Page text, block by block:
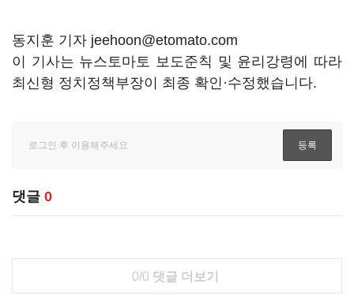
동지훈 기자 jeehoon@etomato.com
이 기사는 뉴스토마토 보도준칙 및 윤리강령에 따라
최신형 정치정책부장이 최종 확인·수정했습니다.
댓글 0
0/0 댓글 더보기